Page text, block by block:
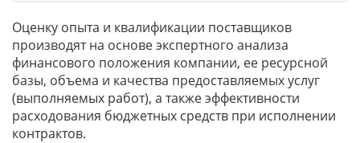
Оценку опыта и квалификации поставщиков
производят на основе экспертного анализа
финансового положения компании, ее ресурсной
базы, объема и качества предоставляемых услуг
(выполняемых работ), а также эффективности
расходования бюджетных средств при исполнении
контрактов.